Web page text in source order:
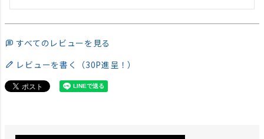
すべてのレビューを見る
レビューを書く（30P進呈！）